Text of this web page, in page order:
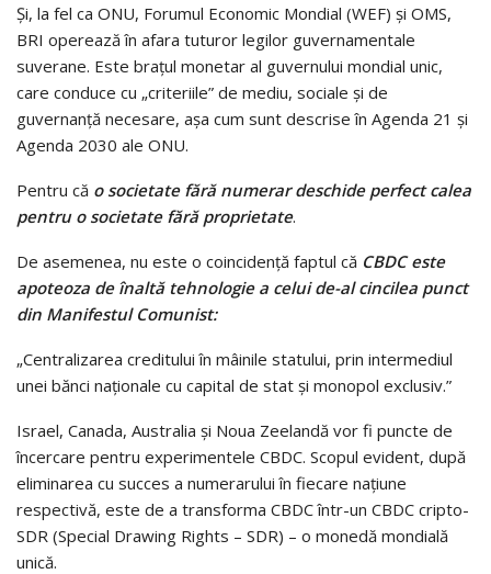
Şi, la fel ca ONU, Forumul Economic Mondial (WEF) şi OMS,
BRI operează în afara tuturor legilor guvernamentale
suverane. Este braţul monetar al guvernului mondial unic,
care conduce cu „criteriile” de mediu, sociale şi de
guvernanţă necesare, aşa cum sunt descrise în Agenda 21 şi
Agenda 2030 ale ONU.
Pentru că o societate fără numerar deschide perfect calea
pentru o societate fără proprietate.
De asemenea, nu este o coincidenţă faptul că CBDC este
apoteoza de înaltă tehnologie a celui de-al cincilea punct
din Manifestul Comunist:
„Centralizarea creditului în mâinile statului, prin intermediul
unei bănci naţionale cu capital de stat şi monopol exclusiv.”
Israel, Canada, Australia şi Noua Zeelandă vor fi puncte de
încercare pentru experimentele CBDC. Scopul evident, după
eliminarea cu succes a numerarului în fiecare naţiune
respectivă, este de a transforma CBDC într-un CBDC cripto-
SDR (Special Drawing Rights – SDR) – o monedă mondială
unică.